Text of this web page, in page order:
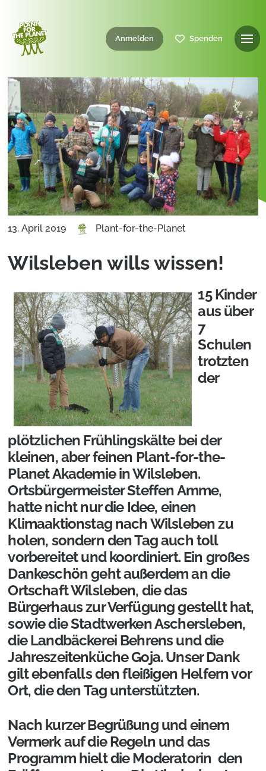
Anmelden Spenden
13. April 2019 Plant-for-the-Planet
Wilsleben wills wissen!
15 Kinder
aus über
7
Schulen
trotzten
der
plötzlichen Frühlingskälte bei der
kleinen, aber feinen Plant-for-the-
Planet Akademie in Wilsleben.
Ortsbürgermeister Steffen Amme,
hatte nicht nur die Idee, einen
Klimaaktionstag nach Wilsleben zu
holen, sondern den Tag auch toll
vorbereitet und koordiniert. Ein großes
Dankeschön geht außerdem an die
Ortschaft Wilsleben, die das
Bürgerhaus zur Verfügung gestellt hat,
sowie die Stadtwerken Aschersleben,
die Landbäckerei Behrens und die
Jahreszeitenküche Goja. Unser Dank
gilt ebenfalls den fleißigen Helfern vor
Ort, die den Tag unterstützten.
Nach kurzer Begrüßung und einem
Vermerk auf die Regeln und das
Programm hielt die Moderatorin den